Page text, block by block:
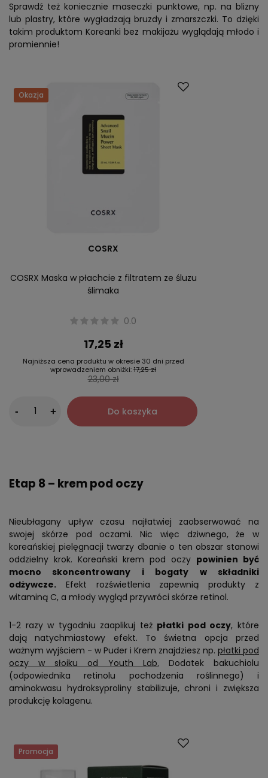
Sprawdź też koniecznie maseczki punktowe, np. na blizny
lub plastry, które wygładzają bruzdy i zmarszczki. To dzięki
takim produktom Koreanki bez makijażu wyglądają młodo i
promiennie!
Okazja
COSRX
COSRX Maska w płachcie z filtratem ze śluzu
ślimaka
0.0
17,25 zł
Najniższa cena produktu w okresie 30 dni przed
wprowadzeniem obniżki:17,25 zł
23,00 zł
- + Do koszyka
Etap 8 – krem pod oczy
Nieubłagany upływ czasu najłatwiej zaobserwować na
swojej skórze pod oczami. Nic więc dziwnego, że w
koreańskiej pielęgnacji twarzy dbanie o ten obszar stanowi
oddzielny krok. Koreański krem pod oczy powinien być
mocno skoncentrowany i bogaty w składniki
odżywcze. Efekt rozświetlenia zapewnią produkty z
witaminą C, a młody wygląd przywróci skórze retinol.
1-2 razy w tygodniu zaaplikuj też płatki pod oczy, które
dają natychmiastowy efekt. To świetna opcja przed
ważnym wyjściem - w Puder i Krem znajdziesz np. płatki pod
oczy w słoiku od Youth Lab. Dodatek bakuchiolu
(odpowiednika retinolu pochodzenia roślinnego) i
aminokwasu hydroksyproliny stabilizuje, chroni i zwiększa
produkcję kolagenu.
Promocja